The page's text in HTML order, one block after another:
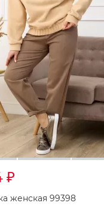
₽
женская 99398